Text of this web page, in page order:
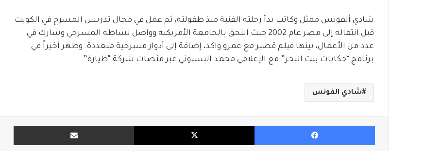
شادي ألفونس ممثل وكاتب بدأ رحلته الفنية منذ طفولته، ثم عمل في مجال تدريس المسرح في الكويت
قبل انتقاله إلى مصر عام 2002 حيث التحق بالجامعة الأمريكية وواصل نشاطه المسرحي وشارك في
عدد من الأعمال، بينها فيلم قصير مع عمرو واكد، إضافة إلى أدوار مسرحية متعددة. وظهر أخيراً في
برنامج “حكايات بيت البحر” مع الإعلامي محمد البسيوني عبر منصات شركة “طيارة”.
شادي الفونس
فيسبوك X مشاركة بالبريد